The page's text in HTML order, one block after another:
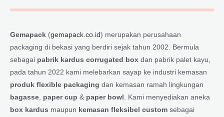
Gemapack (gemapack.co.id) merupakan perusahaan
packaging di bekasi yang berdiri sejak tahun 2002. Bermula
sebagai pabrik kardus corrugated box dan pabrik palet kayu,
pada tahun 2022 kami melebarkan sayap ke industri kemasan
produk flexible packaging dan kemasan ramah lingkungan
bagasse paper cup & paper bowl . Kami menyediakan aneka
box kardus maupun kemasan fleksibel custom sebagai